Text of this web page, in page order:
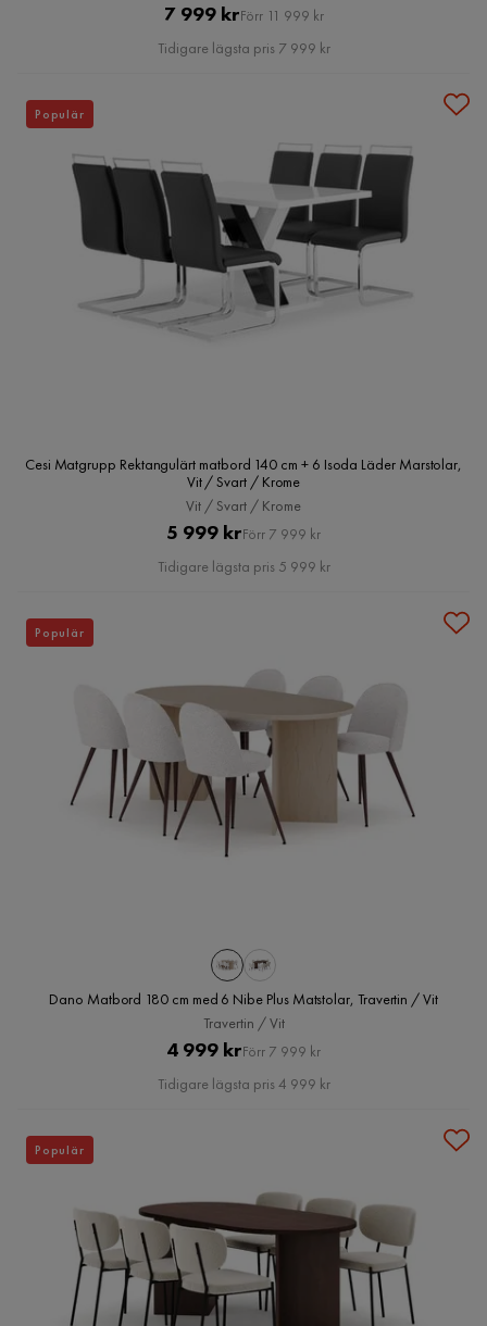
Pris
7 999 krOriginal
Pris
Förr 11 999 kr
Tidigare lägsta pris 7 999 kr
Cesi Matgrupp Rektangulärt matbord 140 cm + 6 Isoda Läder Marstolar,
Vit / Svart / Krome
Vit / Svart / Krome
Pris
5 999 krOriginal
Pris
Förr 7 999 kr
Tidigare lägsta pris 5 999 kr
Populär
Dano Matbord 180 cm med 6 Nibe Plus Matstolar, Travertin / Vit
Travertin / Vit
Pris
4 999 krOriginal
Pris
Förr 7 999 kr
Tidigare lägsta pris 4 999 kr
Populär
Populär